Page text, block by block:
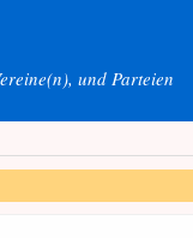
und Parteien